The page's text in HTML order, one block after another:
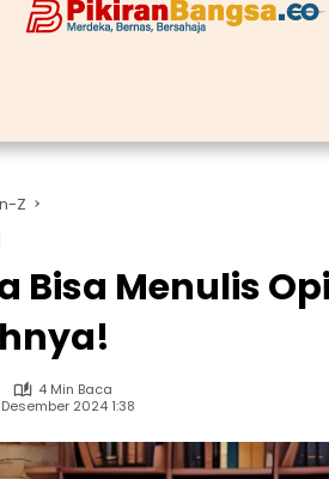
Z
Bisa Menulis
4 Min Baca
Desember 2024 1:38